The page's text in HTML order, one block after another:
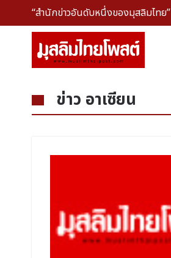
“สำนักข่าวอันดับหนึ่งของมุสลิมไทย”
ข่าว อาเซียน